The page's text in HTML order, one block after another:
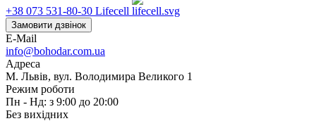
+38 073 531-80-30 Lifecell
Замовити дзвінок
E-Mail
info@bohodar.com.ua
Адреса
М. Львів, вул. Володимира Великого 1
Режим роботи
Пн - Нд: з 9:00 до 20:00
Без вихідних